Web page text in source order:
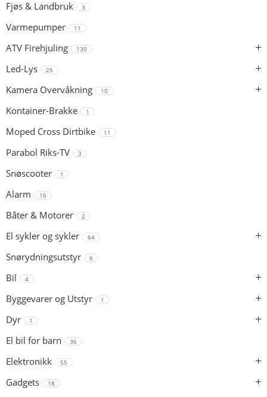
Fjøs & Landbruk 3
Varmepumper 11
ATV Firehjuling 130
Led-Lys 25
Kamera Overvåkning 10
Kontainer-Brakke 1
Moped Cross Dirtbike 11
Parabol Riks-TV 3
Snøscooter 1
Alarm 16
Båter & Motorer 2
El sykler og sykler 64
Snørydningsutstyr 6
Bil 4
Byggevarer og Utstyr 1
Dyr 1
El bil for barn 36
Elektronikk 55
Gadgets 18